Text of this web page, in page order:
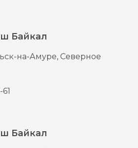
Байкал
на-Амуре, Северное
Байкал